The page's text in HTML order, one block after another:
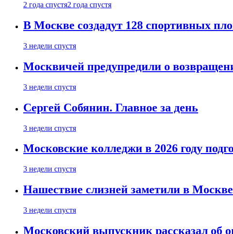
2 года спустя2 года спустя
В Москве создадут 128 спортивных
3 недели спустя
Москвичей предупредили о
3 недели спустя
Сергей Собянин. Главное за день
3 недели спустя
Московские колледжи в 2026 году
3 недели спустя
Нашествие слизней заметили в Москве
3 недели спустя
Московский выпускник рассказал об